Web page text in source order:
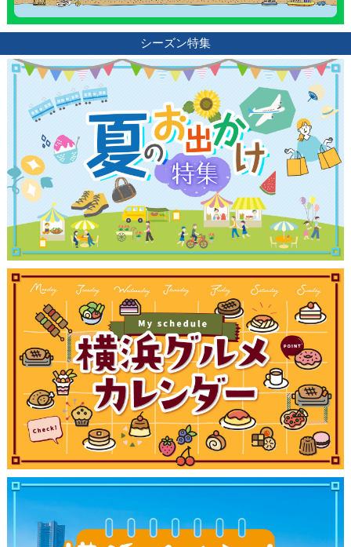
シーズン特集
観光ガイド
ランキング
ブログ記事
サイトについて